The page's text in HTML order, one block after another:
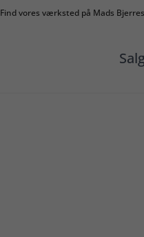
Find vores værksted på Mads